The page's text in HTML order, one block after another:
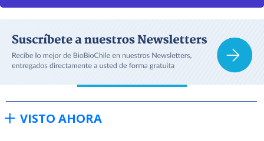
VISTO AHORA